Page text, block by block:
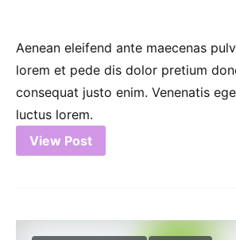
Aenean eleifend ante maecenas
lorem et pede dis dolor pretium
consequat justo enim. Venenatis
luctus lorem.
View Post